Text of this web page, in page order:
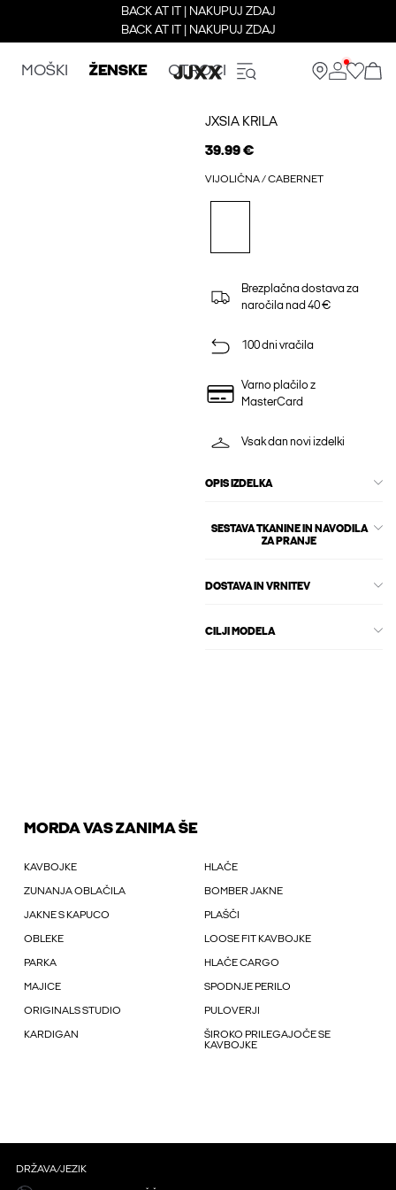
BACK AT IT | NAKUPUJ ZDAJ
BACK AT IT | NAKUPUJ ZDAJ
MOŠKI ŽENSKE OTROCI
JXSIA KRILA
39.99 €
VIJOLIČNA / CABERNET
Brezplačna dostava za
naročila nad 40 €
100 dni vračila
Varno plačilo z
MasterCard
Vsak dan novi izdelki
OPIS IZDELKA
SESTAVA TKANINE IN NAVODILA
ZA PRANJE
DOSTAVA IN VRNITEV
CILJI MODELA
MORDA VAS ZANIMA ŠE
KAVBOJKE HLAČE
ZUNANJA OBLAČILA BOMBER JAKNE
JAKNE S KAPUCO PLAŠČI
OBLEKE LOOSE FIT KAVBOJKE
PARKA HLAČE CARGO
MAJICE SPODNJE PERILO
ORIGINALS STUDIO PULOVERJI
KARDIGAN
ŠIROKO PRILEGAJOČE SE
KAVBOJKE
DRŽAVA/JEZIK